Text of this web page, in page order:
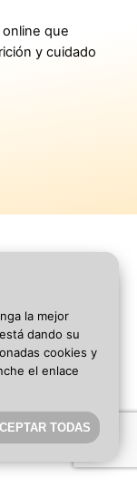
la mejor
dando su
cookies y
el enlace
TODAS
online que
y cuidado